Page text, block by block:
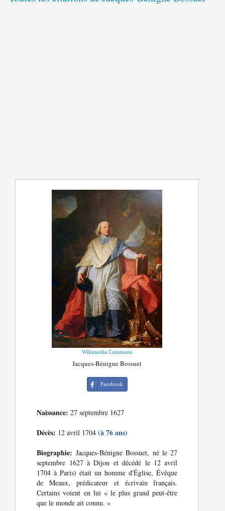
Wikimedia Commons
Jacques-Bénigne Bossuet
Facebook
Naissance: 27 septembre 1627
Décès: 12 avril 1704(à 76 ans)
Biographie: Jacques-Bénigne Bossuet, né le 27
septembre 1627 à Dijon et décédé le 12 avril
1704 à Paris) était un homme d'Église, Évêque
de Meaux, prédicateur et écrivain français.
Certains voient en lui « le plus grand peut-être
que le monde ait connu. »